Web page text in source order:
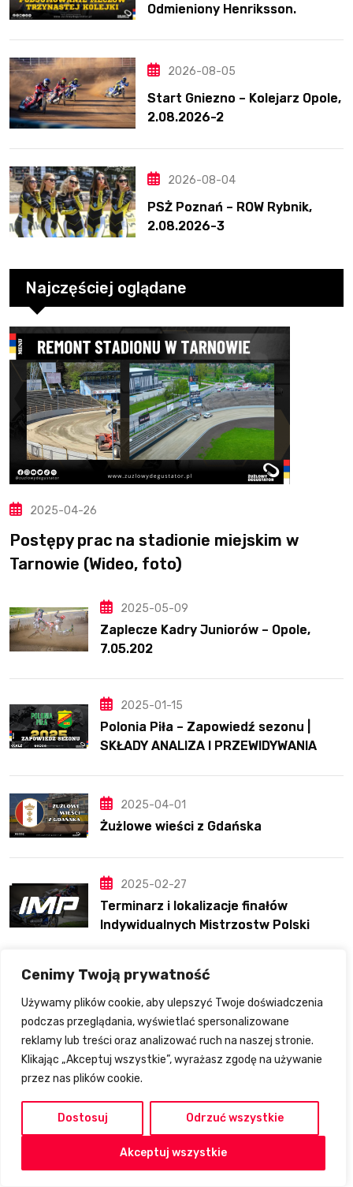
Cenimy Twoją prywatność
Używamy plików cookie, aby ulepszyć Twoje doświadczenia
podczas przeglądania, wyświetlać spersonalizowane
reklamy lub treści oraz analizować ruch na naszej stronie.
Klikając „Akceptuj wszystkie”, wyrażasz zgodę na używanie
przez nas plików cookie.
Dostosuj Odrzuć wszystkie
Akceptuj wszystkie
Odmieniony Henriksson.
2026-08-05
Start Gniezno – Kolejarz Opole,
2.08.2026-2
2026-08-04
PSŻ Poznań – ROW Rybnik,
2.08.2026-3
Najczęściej oglądane
2025-04-26
Postępy prac na stadionie miejskim w
Tarnowie (Wideo, foto)
2025-05-09
Zaplecze Kadry Juniorów – Opole,
7.05.202
2025-01-15
Polonia Piła – Zapowiedź sezonu |
SKŁADY ANALIZA I PRZEWIDYWANIA
2025-04-01
Żużlowe wieści z Gdańska
2025-02-27
Terminarz i lokalizacje finałów
Indywidualnych Mistrzostw Polski
Reklama